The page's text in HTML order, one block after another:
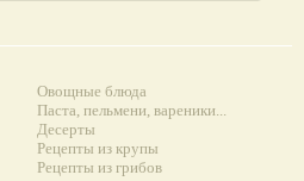
Овощные блюда
Паста, пельмени, вареники...
Десерты
Рецепты из крупы
Рецепты из грибов